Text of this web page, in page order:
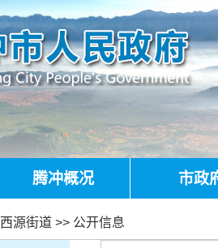
腾冲概况 市政
西源街道 >> 公开信息